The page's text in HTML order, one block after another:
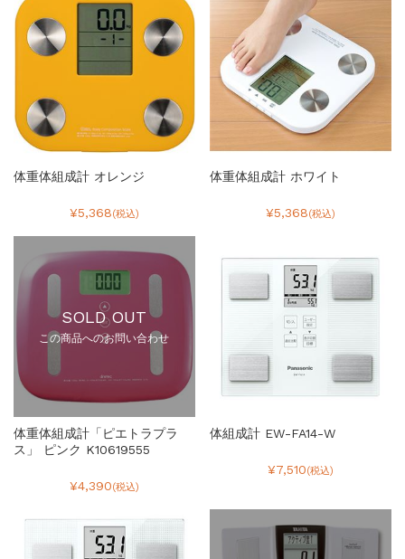
体重体組成計 オレンジ
¥5,368(税込)
体重体組成計 ホワイト
¥5,368(税込)
SOLD OUT
この商品へのお問い合わせ
体重体組成計「ピエトラプラ
ス」 ピンク K10619555
¥4,390(税込)
体組成計 EW-FA14-W
¥7,510(税込)